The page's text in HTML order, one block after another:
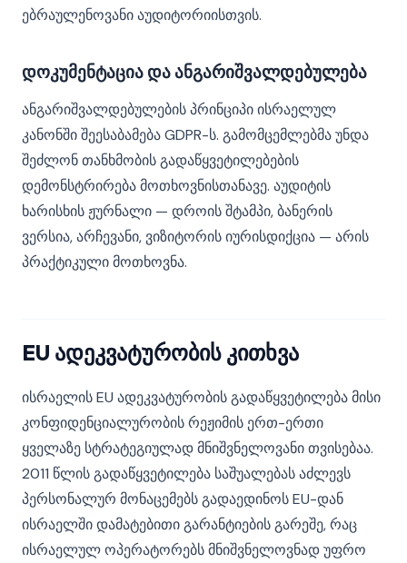
ებრაულენოვანი აუდიტორიისთვის.
დოკუმენტაცია და ანგარიშვალდებულება
ანგარიშვალდებულების პრინციპი ისრაელულ
კანონში შეესაბამება GDPR-ს. გამომცემლებმა უნდა
შეძლონ თანხმობის გადაწყვეტილებების
დემონსტრირება მოთხოვნისთანავე. აუდიტის
ხარისხის ჟურნალი — დროის შტამპი, ბანერის
ვერსია, არჩევანი, ვიზიტორის იურისდიქცია — არის
პრაქტიკული მოთხოვნა.
EU ადეკვატურობის კითხვა
ისრაელის EU ადეკვატურობის გადაწყვეტილება მისი
კონფიდენციალურობის რეჟიმის ერთ-ერთი
ყველაზე სტრატეგიულად მნიშვნელოვანი თვისებაა.
2011 წლის გადაწყვეტილება საშუალებას აძლევს
პერსონალურ მონაცემებს გადაედინოს EU-დან
ისრაელში დამატებითი გარანტიების გარეშე, რაც
ისრაელულ ოპერატორებს მნიშვნელოვნად უფრო